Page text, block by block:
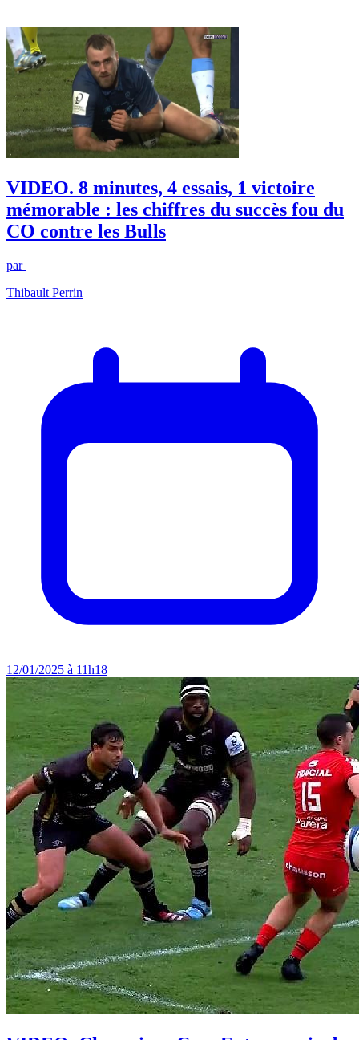
VIDEO. 8 minutes, 4 essais, 1 victoire
mémorable : les chiffres du succès fou du
CO contre les Bulls
par
Thibault Perrin
12/01/2025 à 11h18